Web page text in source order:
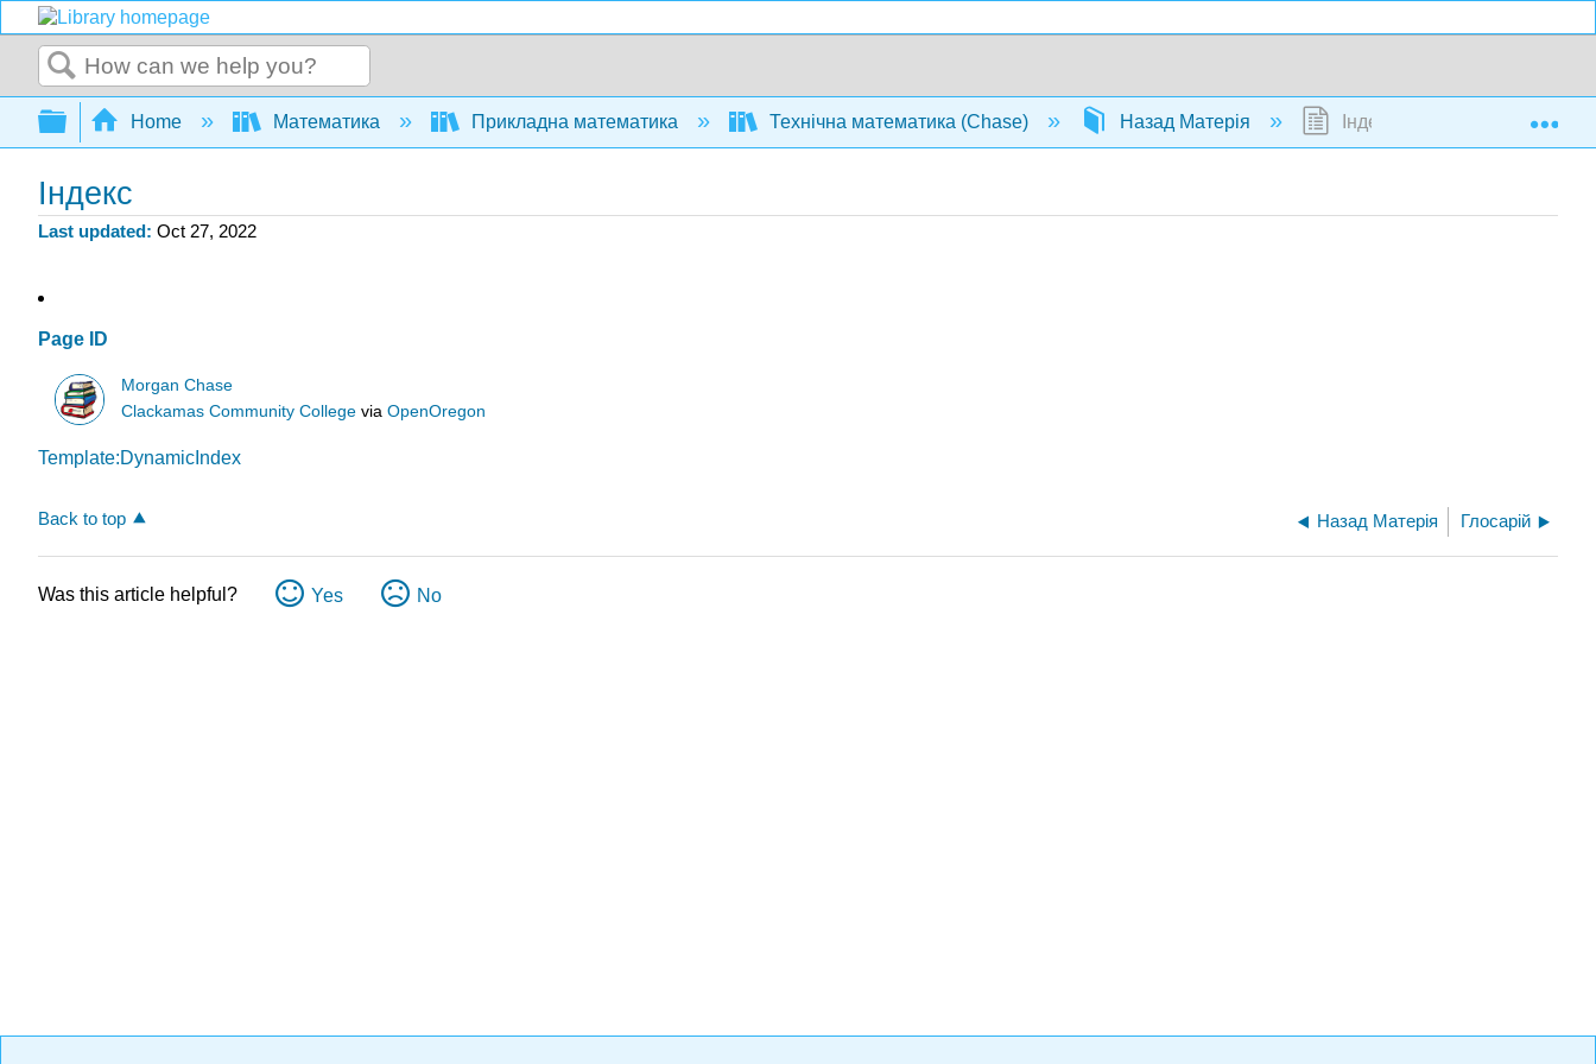
Search
Expand/collapse global hierarchy
Home Математика Прикладна математика Технічна математика (Chase) Назад Матерія Індекс
Індекс
Last updated Oct 27, 2022
Page ID
Morgan Chase
Clackamas Community Collegevia OpenOregon
Template:DynamicIndex
Back to top Назад Матерія Глосарій
Was this article helpful? Yes No